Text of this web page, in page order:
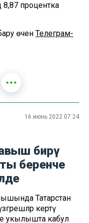
8,87 процентка
өчен Телеграм-
16 июнь 2022 07:24
бирү
беренче
Татарстан
кертү
укылышта кабул